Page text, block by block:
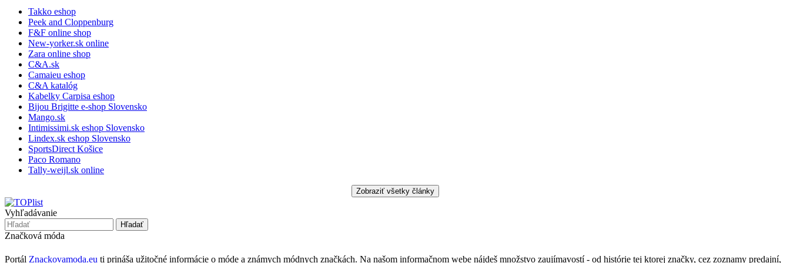
Takko eshop
Peek and Cloppenburg
F&F online shop
New-yorker.sk online
Zara online shop
C&A.sk
Camaieu eshop
C&A katalóg
Kabelky Carpisa eshop
Bijou Brigitte e-shop Slovensko
Mango.sk
Intimissimi.sk eshop Slovensko
Lindex.sk eshop Slovensko
SportsDirect Košice
Paco Romano
Tally-weijl.sk online
Vyhľadávanie
Značková móda
Portál Znackovamoda.eu ti prináša užitočné informácie o móde a známych módnych značkách. Na našom informačnom webe nájdeš množstvo zaujímavostí - od histórie tej ktorej značky, cez zoznamy predajní,